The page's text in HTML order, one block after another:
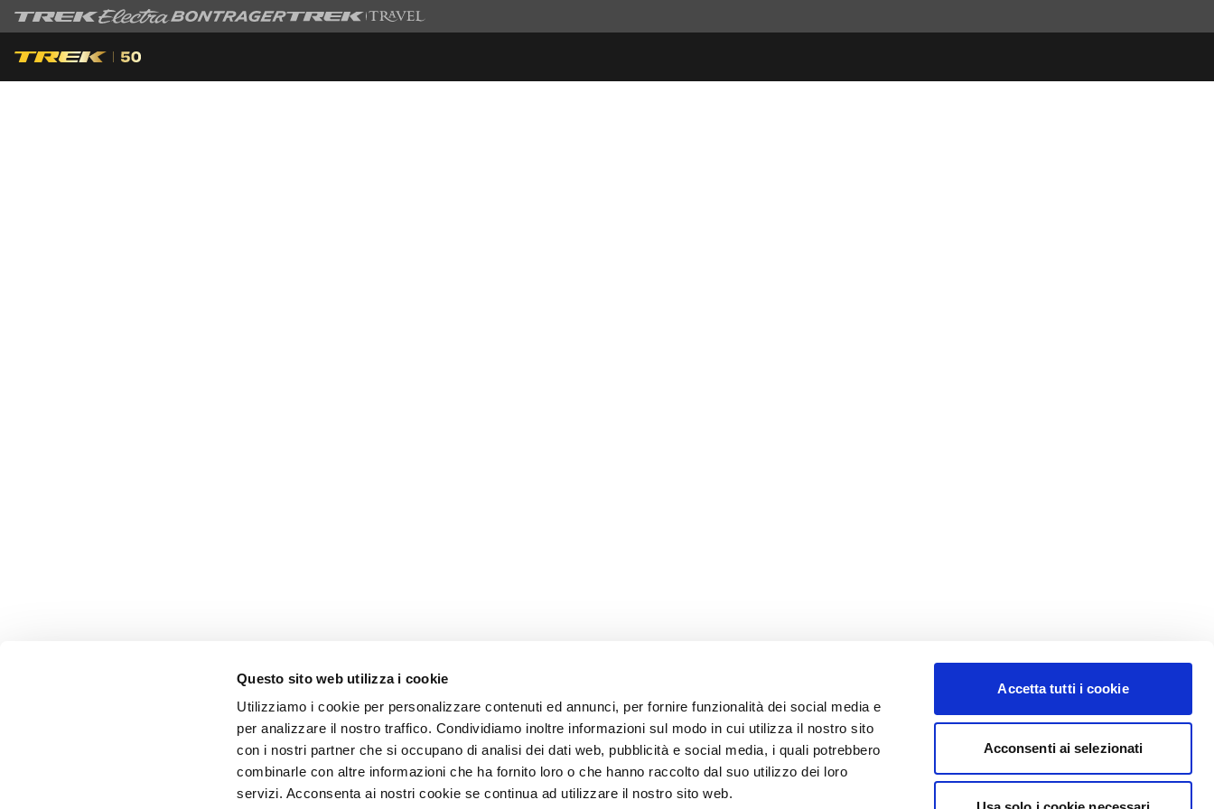
Questo sito web utilizza i cookie
Utilizziamo i cookie per personalizzare contenuti ed annunci, per fornire funzionalità dei social media e
per analizzare il nostro traffico. Condividiamo inoltre informazioni sul modo in cui utilizza il nostro sito
con i nostri partner che si occupano di analisi dei dati web, pubblicità e social media, i quali potrebbero
combinarle con altre informazioni che ha fornito loro o che hanno raccolto dal suo utilizzo dei loro
servizi. Acconsenta ai nostri cookie se continua ad utilizzare il nostro sito web.
Accetta tutti i cookie
Acconsenti ai selezionati